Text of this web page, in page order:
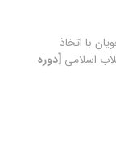
با اتخاذ
اسلامی [دوره